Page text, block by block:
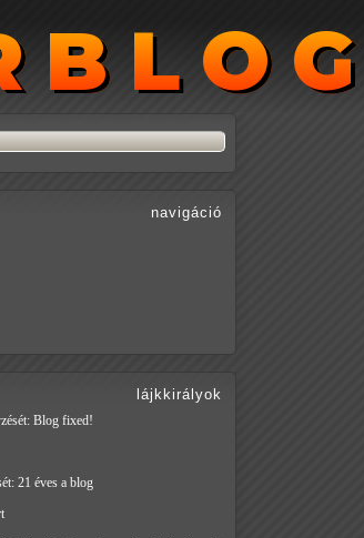
navigáció
lájkkirályok
Blog fixed!
21 éves a blog